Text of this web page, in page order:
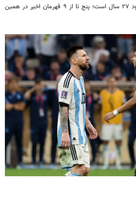
اما در مجموع، بازه ایده‌آل حدود ۲۷ سال است؛ پنج تا از ۹ قهرمان اخیر در همین